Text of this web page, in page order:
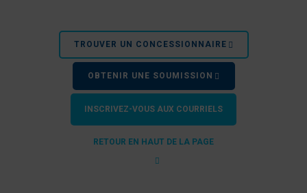
TROUVER UN CONCESSIONNAIRE
OBTENIR UNE SOUMISSION
INSCRIVEZ-VOUS AUX COURRIELS
RETOUR EN HAUT DE LA PAGE